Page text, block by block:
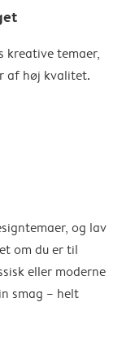
kreative temaer,
af høj kvalitet.
og lav
om du er til
eller moderne
smag – helt